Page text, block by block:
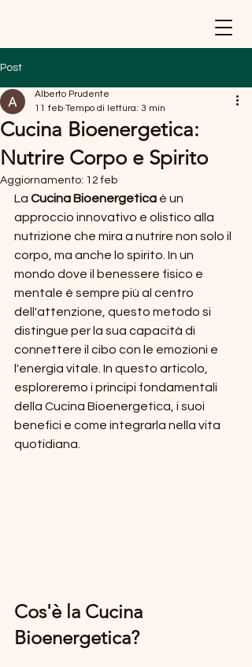
Post
Cucina Bioenergetica:
Nutrire Corpo e Spirito
Alberto Prudente
11 feb Tempo di lettura: 3 min
Aggiornamento: 12 feb
La Cucina Bioenergetica è un
approccio innovativo e olistico alla
nutrizione che mira a nutrire non solo il
corpo, ma anche lo spirito. In un
mondo dove il benessere fisico e
mentale è sempre più al centro
dell'attenzione, questo metodo si
distingue per la sua capacità di
connettere il cibo con le emozioni e
l'energia vitale. In questo articolo,
esploreremo i principi fondamentali
della Cucina Bioenergetica, i suoi
benefici e come integrarla nella vita
quotidiana.
Cos'è la Cucina
Bioenergetica?